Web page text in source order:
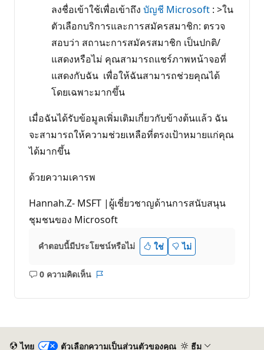
ลงชื่อเข้าใช้เพื่อเข้าถึง บัญชี Microsoft : >ใน
ตัวเลือกบริการและการสมัครสมาชิก: ตรวจ
สอบว่า สถานะการสมัครสมาชิก เป็นปกติ/
แสดงหรือไม่ คุณสามารถแชร์ภาพหน้าจอที่
แสดงกับฉัน เพื่อให้ฉันสามารถช่วยคุณได้
โดยเฉพาะมากขึ้น
เมื่อฉันได้รับข้อมูลเพิ่มเติมเกี่ยวกับข้างต้นแล้ว ฉัน
จะสามารถให้ความช่วยเหลือที่ตรงเป้าหมายแก่คุณ
ได้มากขึ้น
ด้วยความเคารพ
Hannah.Z- MSFT |ผู้เชี่ยวชาญด้านการสนับสนุน
ชุมชนของ Microsoft
คำตอบนี้มีประโยชน์หรือไม่ ใช่ ไม่
0 ความคิดเห็น
ไม่มี
ไทย ตัวเลือกความเป็นส่วนตัวของคุณ ธีม